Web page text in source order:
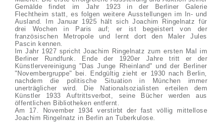
Gemälde findet im Jahr 1923 in der Berliner Galerie
Flechtheim statt, es folgen weitere Ausstellungen im In- und
Ausland. Im Januar 1925 hält sich Joachim Ringelnatz für
drei Wochen in Paris auf; er ist begeistert von der
französischen Metropole und lernt dort den Maler Jules
Pascin kennen.
Im Jahr 1927 spricht Joachim Ringelnatz zum ersten Mal im
Berliner Rundfunk. Ende der 1920er Jahre tritt er der
Künstlervereinigung "Das Junge Rheinland" und der Berliner
"Novembergruppe" bei. Endgültig zieht er 1930 nach Berlin,
nachdem die politische Situation in München immer
unerträglicher wird. Die Nationalsozialisten erteilen dem
Künstler 1933 Auftrittsverbot, seine Bücher werden aus
öffentlichen Bibliotheken entfernt.
Am 17. November 1934 verstirbt der fast völlig mittellose
Joachim Ringelnatz in Berlin an Tuberkulose.